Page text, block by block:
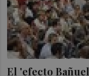
El 'efecto